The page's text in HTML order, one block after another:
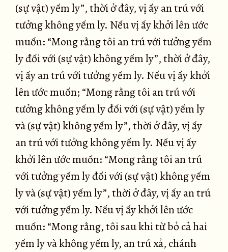
(sự vật) yếm ly”, thời ở đây, vị ấy an trú với
tưởng không yếm ly. Nếu vị ấy khởi lên ước
muốn: “Mong rằng tôi an trú với tưởng yếm
ly đối với (sự vật) không yếm ly”, thời ở đây,
vị ấy an trú với tưởng yếm ly. Nếu vị ấy khởi
lên ước muốn; “Mong rằng tôi an trú với
tưởng không yếm ly đối với (sự vật) yếm ly
và (sự vật) không yếm ly”, thời ở đây, vị ấy
an trú với tưởng không yếm ly. Nếu vị ấy
khởi lên ước muốn: “Mong rằng tôi an trú
với tưởng yếm ly đối với (sự vật) không yếm
ly và (sự vật) yếm ly”, thời ở đây, vị ấy an trú
với tưởng yếm ly. Nếu vị ấy khởi lên ước
muốn: “Mong rằng, tôi sau khi từ bỏ cả hai
yếm ly và không yếm ly, an trú xả, chánh